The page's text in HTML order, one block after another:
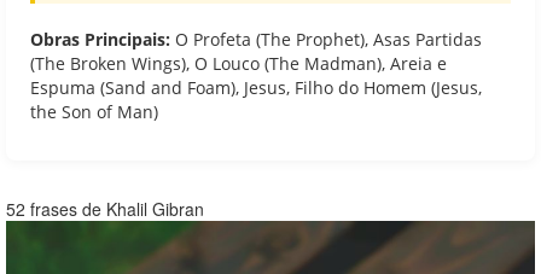
Obras Principais: O Profeta (The Prophet), Asas Partidas
(The Broken Wings), O Louco (The Madman), Areia e
Espuma (Sand and Foam), Jesus, Filho do Homem (Jesus,
the Son of Man)
52 frases de Khalil Gibran